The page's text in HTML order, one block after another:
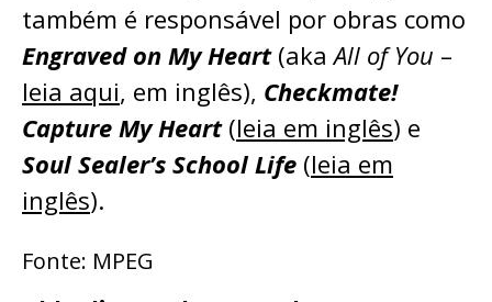
também é responsável por obras como
Engraved on My Heart(akaAll of You –
leia aqui, em inglês), Checkmate!
Capture My Heart(leia em inglês) e
Soul Sealer’s School Life (leia em
inglês).
Fonte: MPEG